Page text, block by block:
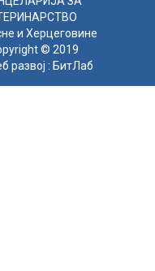
и Херцеговине
© 2019
развој : БитЛаб